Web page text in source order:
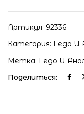
Артикул: 92336
Категория: Lego И
Метка: Lego И
Поделиться: